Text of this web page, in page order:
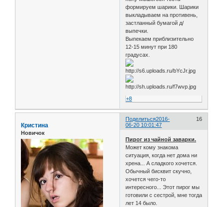
формируем шарики. Шарики
выкладываем на противень,
застланный бумагой д/
выпечки.
Выпекаем приблизительно
12-15 минут при 180
градусах.
+8
Поделиться 16
2016-
06-20 10:01:47
Кристина
Новичок
Пирог из чайной заварки.
Может кому знакома
ситуация, когда нет дома ни
хрена... А сладкого хочется.
Обычный бисквит скучно,
хочется чего-то
интересного... Этот пирог мы
готовили с сестрой, мне тогда
лет 14 было.